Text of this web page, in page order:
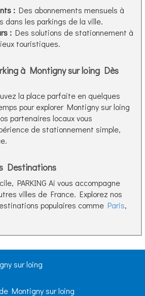
: Des abonnements mensuels à
dans les parkings de la ville.
: Des solutions de stationnement à
touristiques.
à Montigny sur loing Dès
la place parfaite en quelques
pour explorer Montigny sur loing
partenaires locaux vous
de stationnement simple,
Destinations
PARKING Ai vous accompagne
villes de France. Explorez nos
populaires comme Paris,
sur loing
Montigny sur loing